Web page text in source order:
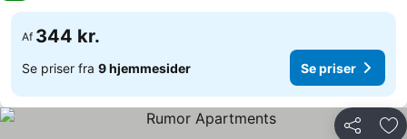
Af 344 kr.
Se priser fra 9 hjemmesider Se priser
Del